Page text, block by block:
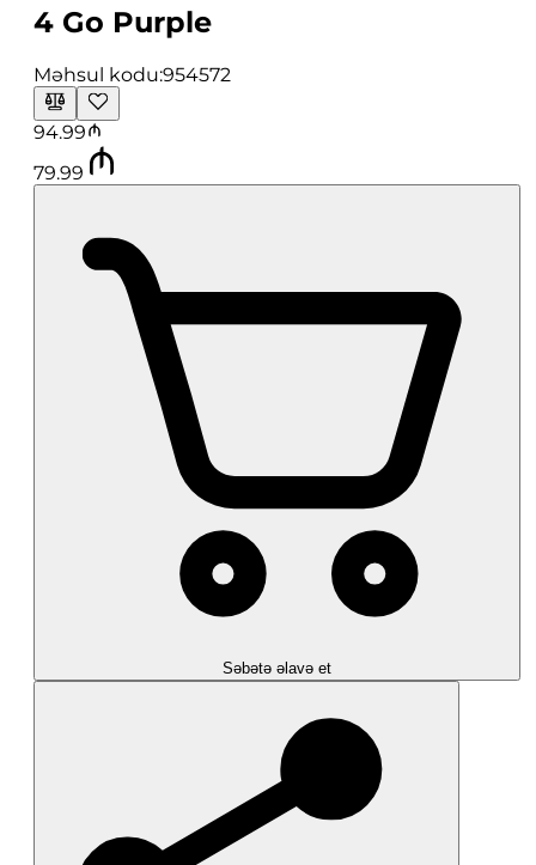
4 Go Purple
Məhsul kodu:954572
94.99
79.99
Səbətə əlavə et